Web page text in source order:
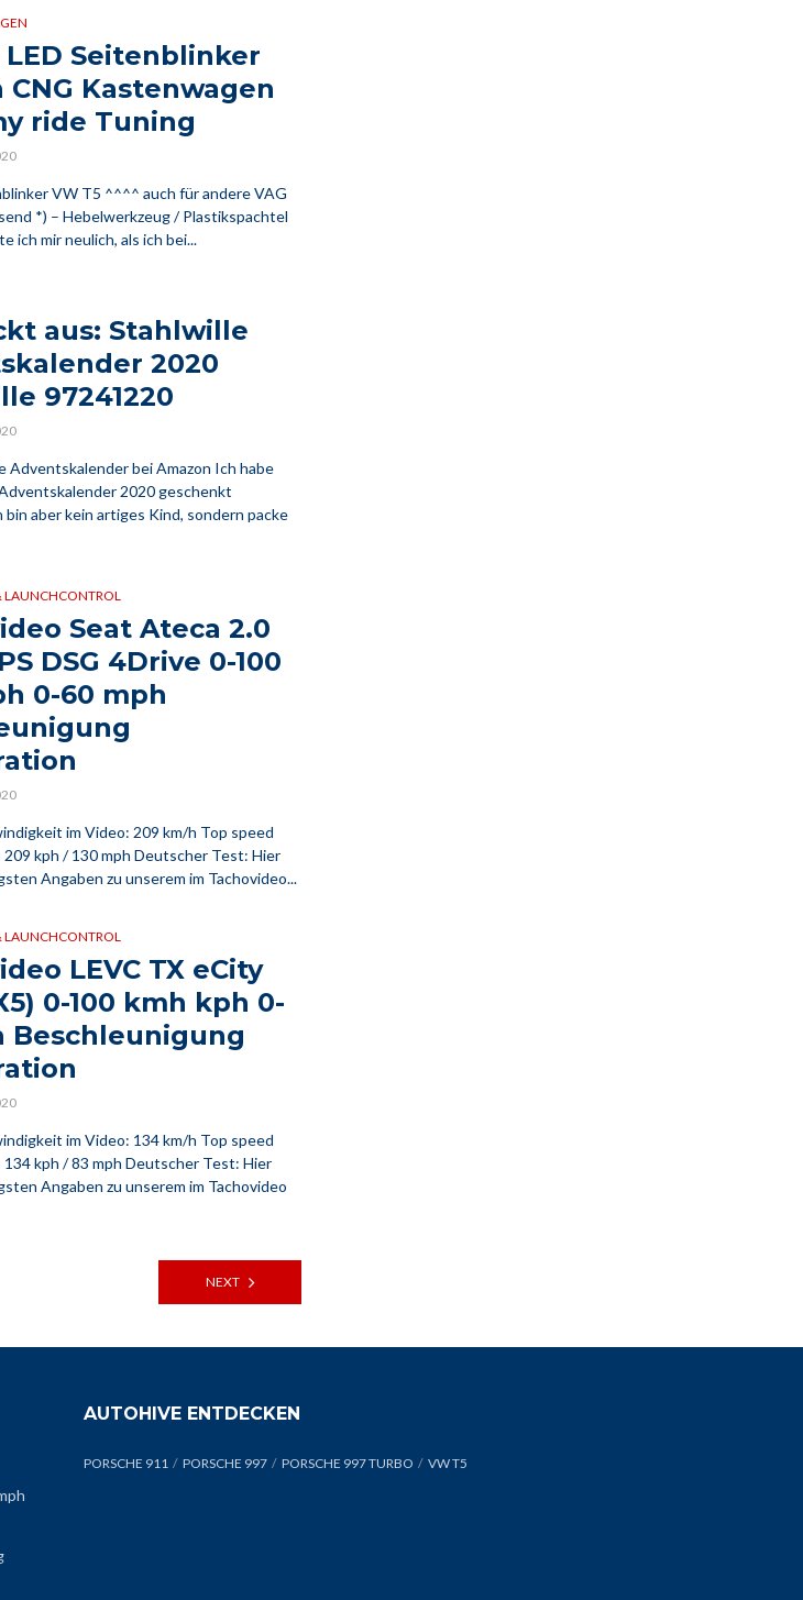
LED Seitenblinker
Kastenwagen
ride Tuning
VW T5 ^^^^ auch für andere VAG
*) – Hebelwerkzeug / Plastikspachtel
ich mir neulich, als ich bei...
aus: Stahlwille
2020
97241220
Adventskalender bei Amazon Ich habe
2020 geschenkt
bin aber kein artiges Kind, sondern packe
Seat Ateca 2.0
DSG 4Drive 0-100
0-60 mph
im Video: 209 km/h Top speed
209 kph / 130 mph Deutscher Test: Hier
Angaben zu unserem im Tachovideo...
LEVC TX eCity
0-100 kmh kph 0-
Beschleunigung
im Video: 134 km/h Top speed
134 kph / 83 mph Deutscher Test: Hier
Angaben zu unserem im Tachovideo
NEXT
AUTOHIVE ENTDECKEN
PORSCHE 911 PORSCHE 997 PORSCHE 997 TURBO VW T5